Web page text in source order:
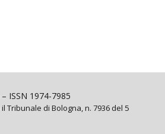
ISSN 1974-7985
Tribunale di Bologna, n. 7936 del 5